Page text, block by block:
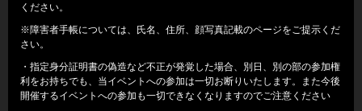
ください。
※障害者手帳については、氏名、住所、顔写真記載のページをご提示くだ
さい。
・指定身分証明書の偽造など不正が発覚した場合、別日、別の部の参加権
利をお持ちでも、当イベントへの参加は一切お断りいたします。また今後
開催するイベントへの参加も一切できなくなりますのでご注意ください